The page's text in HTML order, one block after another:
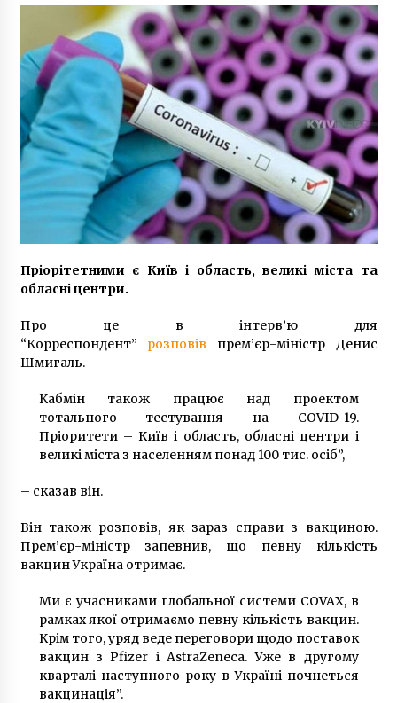
Киевэнерго остановило гидравлические
испытания и ремонт теплосетей
10 років ago
У Києві вандали обмалювали тимчасову
інсталяцію “Протистояння” на
Бессарабській площі
7 років ago
У Києві за тиждень запустили 5 нових
автобусних маршрутів (ПЕРЕЛІК)
5 років ago
У київській підземці встановлюють бокси
для QR-квитків
Великі ТРЦ ігнорували “карантин вхідного
“Вставав кожні 15 хв”. Стало відомо, як
заблукалий турист провів чотири дні в
Карпатах
вітчизняної хурургії
8 років ago
У Києві розгромили холодильники з їжею для
10 років ago
Справу про тортури і зґвалтування в
Кагарлику передали до суду
Пріорітетними є Київ і область, великі міста та
обласні центри.
Про це в інтерв’ю для
“Корреспондент” розповів прем’єр-міністр Денис
Шмигаль.
Кабмін також працює над проектом
тотального тестування на COVID-19.
Пріоритети – Київ і область, обласні центри і
великі міста з населенням понад 100 тис. осіб”,
– сказав він.
Він також розповів, як зараз справи з вакциною.
Прем’єр-міністр запевнив, що певну кількість
вакцин Україна отримає.
Ми є учасниками глобальної системи COVAX, в
рамках якої отримаємо певну кількість вакцин.
Крім того, уряд веде переговори щодо поставок
вакцин з Pfizer і AstraZeneca. Уже в другому
кварталі наступного року в Україні почнеться
вакцинація”.